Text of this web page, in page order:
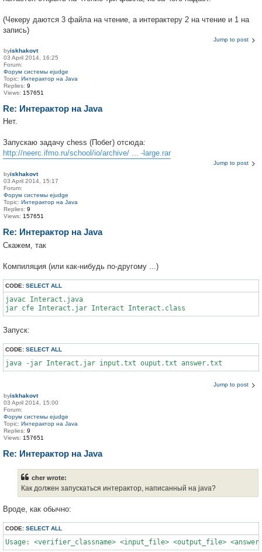
(Чекеру даются 3 файла на чтение, а интерактеру 2 на чтение и 1 на
запись)
Jump to post
byiskhakovt
03 April 2014, 16:25
Forum:
Форум системы ejudge
Topic: Интерактор на Java
Replies: 9
Views: 157651
Re: Интерактор на Java
Нет.
Запускаю задачу chess (Побег) отсюда:
http://neerc.ifmo.ru/school/io/archive/ ... -large.rar
Jump to post
byiskhakovt
03 April 2014, 15:17
Forum:
Форум системы ejudge
Topic: Интерактор на Java
Replies: 9
Views: 157651
Re: Интерактор на Java
Скажем, так
Компиляция (или как-нибудь по-другому ...)
CODE: SELECT ALL
javac Interact.java
Запуск:
CODE: SELECT ALL
Jump to post
byiskhakovt
03 April 2014, 15:00
Forum:
Форум системы ejudge
Topic: Интерактор на Java
Replies: 9
Views: 157651
Re: Интерактор на Java
cher wrote:
Как должен запускаться интерактор, написанный на java?
Вроде, как обычно:
CODE: SELECT ALL